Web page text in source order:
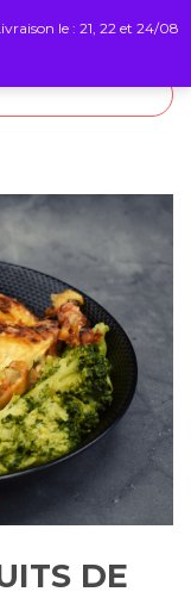
DE
le : 21, 22 et 24/08